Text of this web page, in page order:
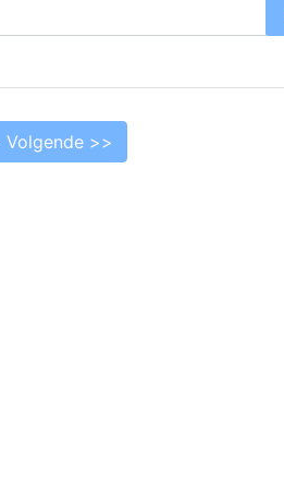
Volgende >>